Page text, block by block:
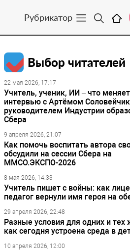
Рубрикатор
Выбор читателей
22 мая 2026, 17:17
Учитель, ученик, ИИ – что
интервью с Артёмом
руководителем Индустрии
Сбера
9 апреля 2026, 21:07
Как помочь воспитать автора
обсудили на сессии Сбера на
ММСО.ЭКСПО-2026
8 мая 2026, 14:33
Учитель пишет с войны: как
педагог вернули имя героя на
29 апреля 2026, 22:48
Разные условия для одних и тех
как сегодня устроена среда в
10 апреля 2026, 12:00